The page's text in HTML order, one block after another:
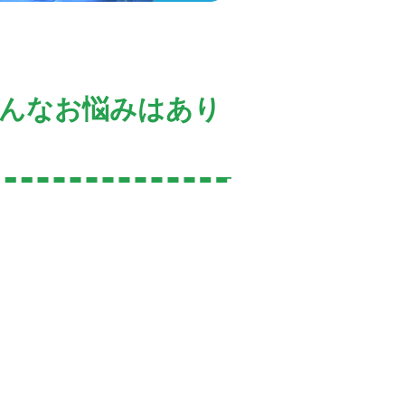
なお悩みはあり